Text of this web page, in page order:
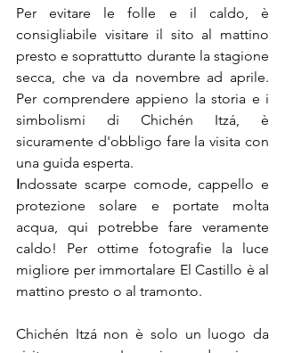
Per evitare le folle e il caldo, è
consigliabile visitare il sito al mattino
presto e soprattutto durante la stagione
secca, che va da novembre ad aprile.
Per comprendere appieno la storia e i
simbolismi di Chichén Itzá, è
sicuramente d'obbligo fare la visita con
una guida esperta.
Indossate scarpe comode, cappello e
protezione solare e portate molta
acqua, qui potrebbe fare veramente
caldo! Per ottime fotografie la luce
migliore per immortalare El Castillo è al
mattino presto o al tramonto.
Chichén Itzá non è solo un luogo da